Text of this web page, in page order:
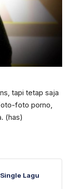
tapi tetap saja
foto porno,
(has)
Lagu